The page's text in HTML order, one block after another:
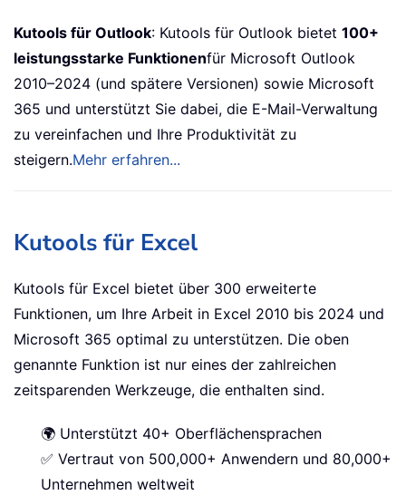
Kutools für Outlook: Kutools für Outlook bietet 100+
leistungsstarke Funktionenfür Microsoft Outlook
2010–2024 (und spätere Versionen) sowie Microsoft
365 und unterstützt Sie dabei, die E-Mail-Verwaltung
zu vereinfachen und Ihre Produktivität zu
steigern.Mehr erfahren...
Kutools für Excel
Kutools für Excel bietet über 300 erweiterte
Funktionen, um Ihre Arbeit in Excel 2010 bis 2024 und
Microsoft 365 optimal zu unterstützen. Die oben
genannte Funktion ist nur eines der zahlreichen
zeitsparenden Werkzeuge, die enthalten sind.
🌍 Unterstützt 40+ Oberflächensprachen
✅ Vertraut von 500,000+ Anwendern und 80,000+
Unternehmen weltweit